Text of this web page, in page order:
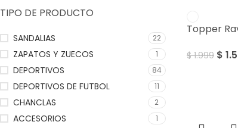
TIPO DE PRODUCTO
SANDALIAS 22
ZAPATOS Y ZUECOS 1
DEPORTIVOS 84
DEPORTIVOS DE FUTBOL 11
CHANCLAS 2
ACCESORIOS 1
Topper
$1.999 $